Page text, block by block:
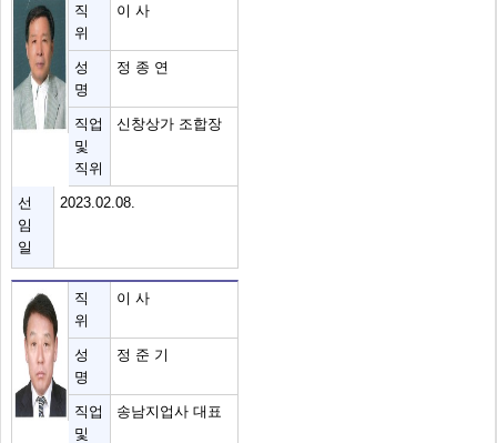
직
위
이 사
성
명
정 종 연
직업
및
직위
신창상가 조합장
선
임
일
2023.02.08.
직
위
이 사
성
명
정 준 기
직업
및
송남지업사 대표